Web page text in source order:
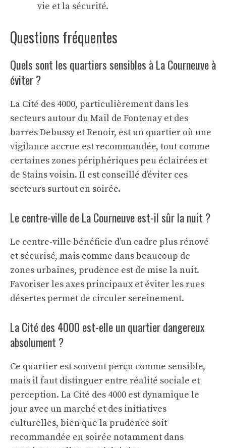
vie et la sécurité.
Questions fréquentes
Quels sont les quartiers sensibles à La Courneuve à
éviter ?
La Cité des 4000, particulièrement dans les
secteurs autour du Mail de Fontenay et des
barres Debussy et Renoir, est un quartier où une
vigilance accrue est recommandée, tout comme
certaines zones périphériques peu éclairées et
de Stains voisin. Il est conseillé d’éviter ces
secteurs surtout en soirée.
Le centre-ville de La Courneuve est-il sûr la nuit ?
Le centre-ville bénéficie d’un cadre plus rénové
et sécurisé, mais comme dans beaucoup de
zones urbaines, prudence est de mise la nuit.
Favoriser les axes principaux et éviter les rues
désertes permet de circuler sereinement.
La Cité des 4000 est-elle un quartier dangereux
absolument ?
Ce quartier est souvent perçu comme sensible,
mais il faut distinguer entre réalité sociale et
perception. La Cité des 4000 est dynamique le
jour avec un marché et des initiatives
culturelles, bien que la prudence soit
recommandée en soirée notamment dans